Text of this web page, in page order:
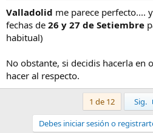
Valladolid me parece perfecto....
fechas de 26 y 27 de Setiembre
habitual)
No obstante, si decidis hacerla en
hacer al respecto.
1 de 12 Sig.
Debes iniciar sesión o